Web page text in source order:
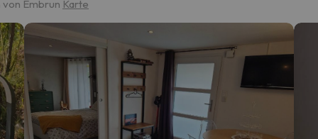
Ihrer Suche entsprechen. Versuchen Sie, das Ziel zu ändern.
von Embrun Karte